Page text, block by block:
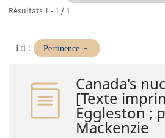
Résultats 1 - 1 / 1
Tri : (Mise
immédiate)
Pertinence
Canada's
[Texte
Eggleston ;
Mackenzie